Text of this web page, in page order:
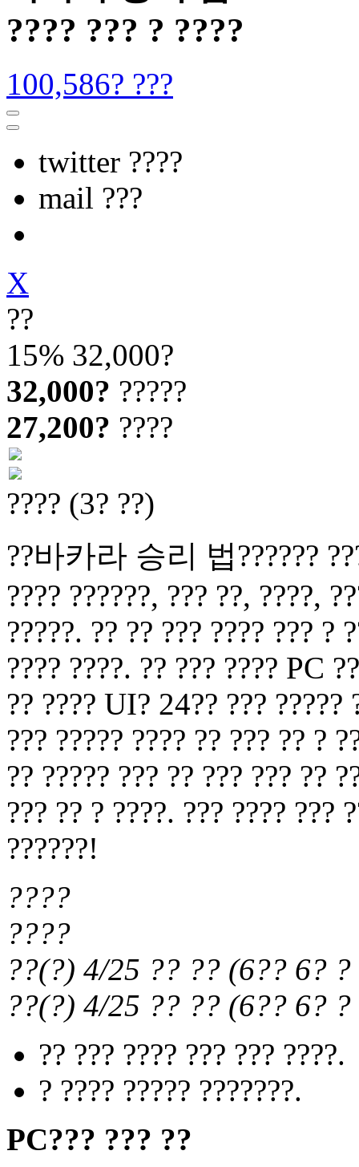
???? ??? ? ????
100,586? ???
twitter ????
mail ???
X
??
15% 32,000?
32,000? ?????
27,200? ????
???? (3? ??)
??바카라 승리 법??????
???? ??????, ??? ??, ????,
?????. ?? ?? ??? ???? ??? ?
???? ????. ?? ??? ???? PC
?? ???? UI? 24?? ??? ?????
??? ????? ???? ?? ??? ?? ?
?? ????? ??? ?? ??? ??? ??
??? ?? ? ????. ??? ???? ???
??????!
????
????
??(?) 4/25 ?? ?? (6?? 6?
??(?) 4/25 ?? ?? (6?? 6?
?? ??? ???? ??? ??? ????.
? ???? ????? ???????.
PC??? ??? ??